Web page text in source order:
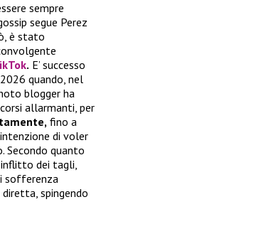
sempre
segue Perez
è stato
. E’ successo
quando, nel
blogger ha
allarmanti, per
fino a
di voler
Secondo quanto
dei tagli,
sofferenza
spingendo